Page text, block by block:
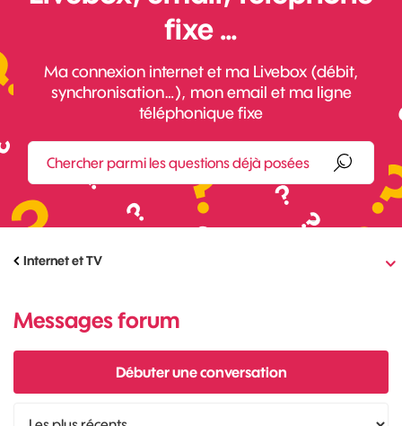
fixe …
Ma connexion internet et ma Livebox (débit,
synchronisation…), mon email et ma ligne
téléphonique fixe
Internet et TV
Messages forum
Débuter une conversation